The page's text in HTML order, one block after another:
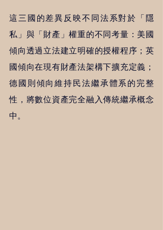
這三國的差異反映不同法系對於「隱
私」與「財產」權重的不同考量：美國
傾向透過立法建立明確的授權程序；英
國傾向在現有財產法架構下擴充定義；
德國則傾向維持民法繼承體系的完整
性，將數位資產完全融入傳統繼承概念
中。